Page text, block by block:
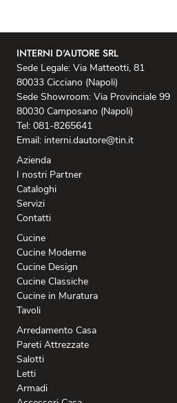
INTERNI D'AUTORE SRL
Sede Legale: Via Matteotti, 81
80033 Cicciano (Napoli)
Sede Showroom: Via Provinciale 99
80030 Camposano (Napoli)
Tel: 081-8265641
Email: interni.dautore@tin.it
Azienda
I nostri Partner
Cataloghi
Servizi
Contatti
Cucine
Cucine Moderne
Cucine Design
Cucine Classiche
Cucine in Muratura
Tavoli
Arredamento Casa
Pareti Attrezzate
Salotti
Letti
Armadi